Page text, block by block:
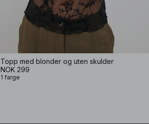
Topp med blonder og uten skulder
NOK 299
1 farge